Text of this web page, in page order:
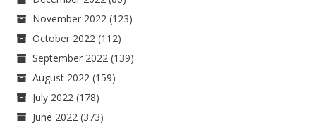
November 2022 (123)
October 2022 (112)
September 2022 (139)
August 2022 (159)
July 2022 (178)
June 2022 (373)